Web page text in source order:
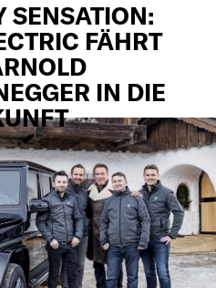
SENSATION:
FÄHRT
IN DIE